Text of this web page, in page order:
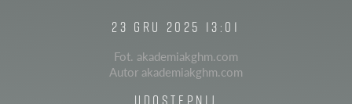
23 GRU 2025 13:01
Fot. akademiakghm.com
Autor akademiakghm.com